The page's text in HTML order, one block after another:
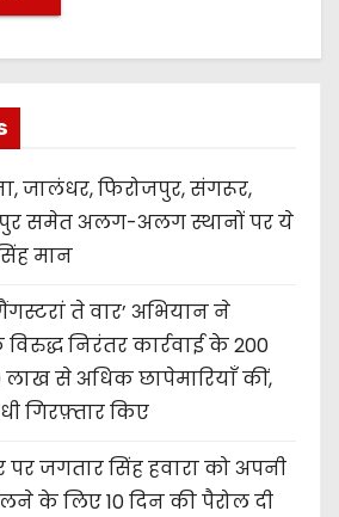
जालंधर, फिरोजपुर, संगरूर,
समेत अलग-अलग स्थानों पर ये
मान
ते वार’ अभियान ने
निरंतर कार्रवाई के 200
लाख से अधिक छापेमारियाँ कीं,
गिरफ़्तार किए
जगतार सिंह हवारा को अपनी
के लिए 10 दिन की पैरोल दी